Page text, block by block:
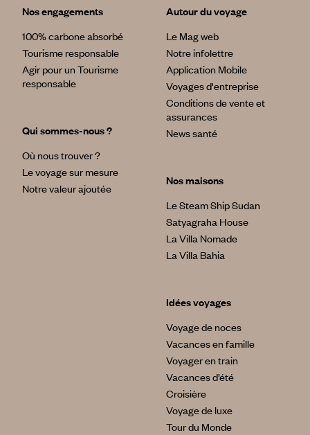
Nos engagements
100% carbone absorbé
Tourisme responsable
Agir pour un Tourisme
responsable
Qui sommes-nous ?
Où nous trouver ?
Le voyage sur mesure
Notre valeur ajoutée
Autour du voyage
Le Mag web
Notre infolettre
Application Mobile
Voyages d'entreprise
Conditions de vente et
assurances
News santé
Nos maisons
Le Steam Ship Sudan
Satyagraha House
La Villa Nomade
La Villa Bahia
Idées voyages
Voyage de noces
Vacances en famille
Voyager en train
Vacances d’été
Croisière
Voyage de luxe
Tour du Monde